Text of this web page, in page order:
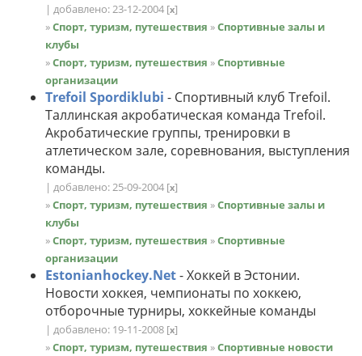
| добавлено: 23-12-2004 [x]
»Спорт, туризм, путешествия »Спортивные залы и
клубы
»Спорт, туризм, путешествия »Спортивные
организации
Trefoil Spordiklubi - Спортивный клуб Trefoil.
Таллинская акробатическая команда Trefoil.
Акробатические группы, тренировки в
атлетическом зале, соревнования, выступления
команды.
| добавлено: 25-09-2004 [x]
»Спорт, туризм, путешествия »Спортивные залы и
клубы
»Спорт, туризм, путешествия »Спортивные
организации
Estonianhockey.Net- Хоккей в Эстонии.
Нoвocти хоккея, чемпионаты по хоккею,
отборочные турниры, хоккейные команды
| добавлено: 19-11-2008 [x]
»Спорт, туризм, путешествия »Спортивные новости